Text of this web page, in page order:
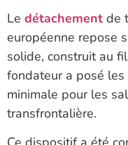
Le détachement de
européenne repose
solide, construit au
fondateur a posé les
minimale pour les
transfrontalière.